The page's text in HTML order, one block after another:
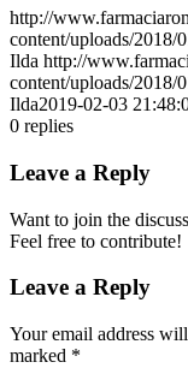
http://
content/uploads/2018/
Ilda http://
content/uploads/2018/
Ilda2019-02-03
0 replies
Leave a Reply
Want to join the
Feel free to contribute!
Leave a Reply
Your email address
marked *